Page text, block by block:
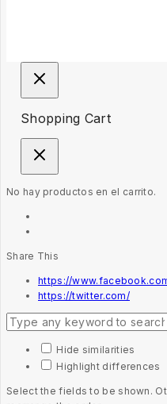
Shopping Cart
No hay productos en el carrito.
Share This
https://
https://twitter.com/
Hide similarities
Highlight differences
Select the fields to be shown.